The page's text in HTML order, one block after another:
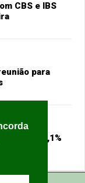
CBS e IBS
para
de 23,1%